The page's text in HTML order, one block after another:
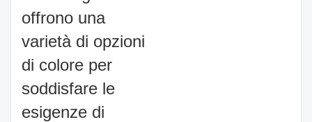
offrono una
varietà di opzioni
di colore per
soddisfare le
esigenze di